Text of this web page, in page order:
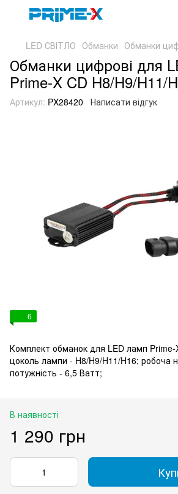
LED СВІТЛО Обманки Обманки
Обманки цифрові для
Prime-X CD H8/H9/H11/
Артикул: PX28420 Написати відгук
6
Комплект обманок для LED ламп Prime-
цоколь лампи - H8/H9/H11/H16; робоча
потужність - 6,5 Ватт;
В наявності
1 290 грн